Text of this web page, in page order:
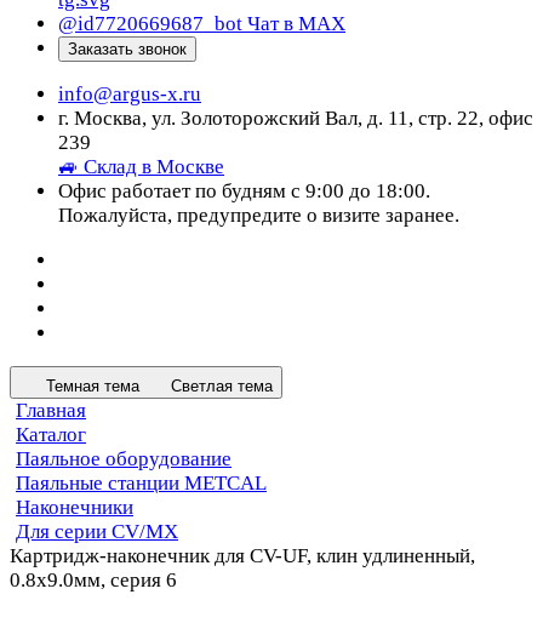
@id7720669687_bot Чат в МАХ
Заказать звонок
info@argus-x.ru
г. Москва, ул. Золоторожский Вал, д. 11, стр. 22, офис
239
🚙 Склад в Москве
Офис работает по будням с 9:00 до 18:00.
Пожалуйста, предупредите о визите заранее.
Темная тема Светлая тема
Главная
Каталог
Паяльное оборудование
Паяльные станции METCAL
Наконечники
Для серии CV/MX
Картридж-наконечник для CV-UF, клин удлиненный,
0.8х9.0мм, серия 6